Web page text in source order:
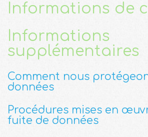
Informations de
Informations
supplémentaires
Comment nous
données
Procédures mises en
fuite de données